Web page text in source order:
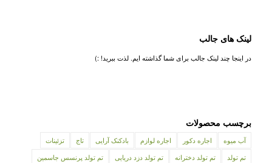
لینک های جالب
در اینجا چند لینک جالب برای شما گذاشته ایم. لذت ببرید! :)
برچسب محصولات
آب میوه اجاره دکور اجاره لوازم بادکنک آرایی تاج
تزئینات
تم تولد
تم تولد دخترانه تم تولد دزد دریایی
تم تولد پرنسس جاسمین